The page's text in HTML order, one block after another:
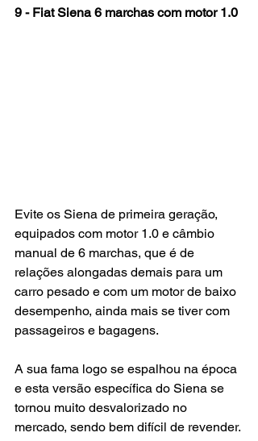
9 - Fiat Siena 6 marchas com motor 1.0
Evite os Siena de primeira geração,
equipados com motor 1.0 e câmbio
manual de 6 marchas, que é de
relações alongadas demais para um
carro pesado e com um motor de baixo
desempenho, ainda mais se tiver com
passageiros e bagagens.
A sua fama logo se espalhou na época
e esta versão específica do Siena se
tornou muito desvalorizado no
mercado, sendo bem difícil de revender.